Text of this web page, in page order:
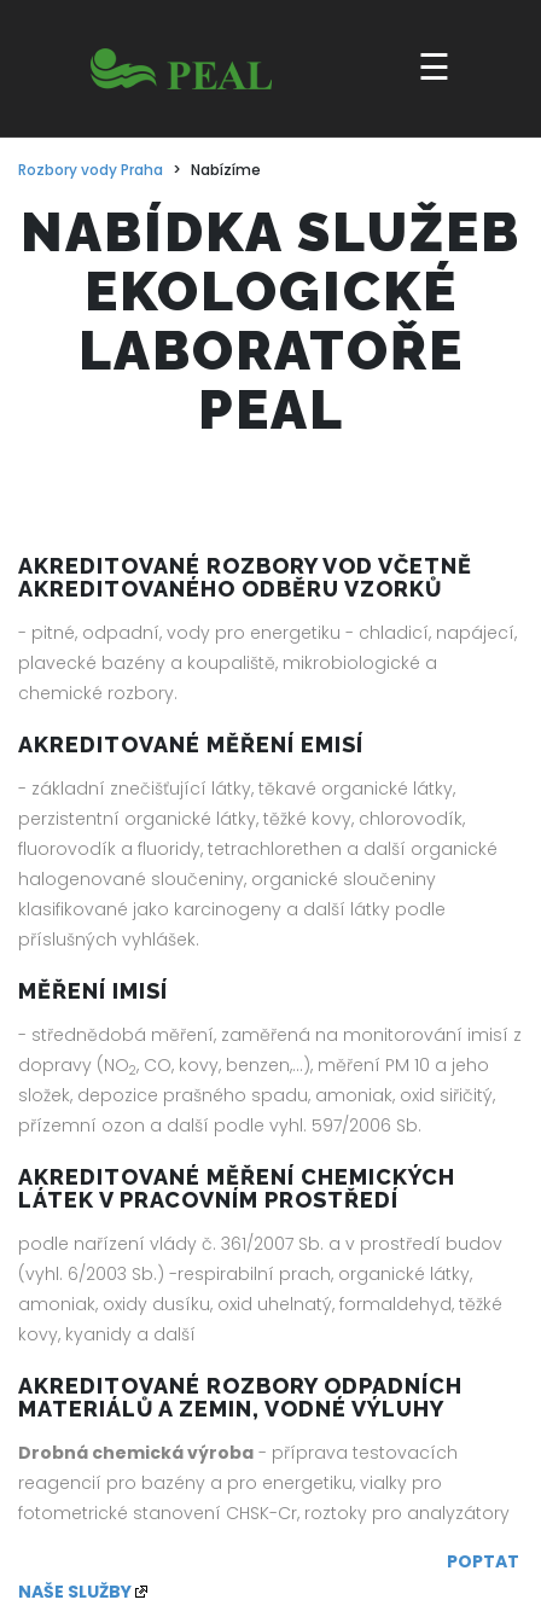
☰
NABÍDKA SLUŽEB
EKOLOGICKÉ
LABORATOŘE
PEAL
AKREDITOVANÉ ROZBORY VOD VČETNĚ
AKREDITOVANÉHO ODBĚRU VZORKŮ
- pitné, odpadní, vody pro energetiku - chladicí, napájecí,
plavecké bazény a koupaliště, mikrobiologické a
chemické rozbory.
AKREDITOVANÉ MĚŘENÍ EMISÍ
- základní znečišťující látky, těkavé organické látky,
perzistentní organické látky, těžké kovy, chlorovodík,
fluorovodík a fluoridy, tetrachlorethen a další organické
halogenované sloučeniny, organické sloučeniny
klasifikované jako karcinogeny a další látky podle
příslušných vyhlášek.
MĚŘENÍ IMISÍ
- střednědobá měření, zaměřená na monitorování imisí z
dopravy (NO2, CO, kovy, benzen,…), měření PM 10 a jeho
složek, depozice prašného spadu, amoniak, oxid siřičitý,
přízemní ozon a další podle vyhl. 597/2006 Sb.
AKREDITOVANÉ MĚŘENÍ CHEMICKÝCH
LÁTEK V PRACOVNÍM PROSTŘEDÍ
podle nařízení vlády č. 361/2007 Sb. a v prostředí budov
(vyhl. 6/2003 Sb.) -respirabilní prach, organické látky,
amoniak, oxidy dusíku, oxid uhelnatý, formaldehyd, těžké
kovy, kyanidy a další
AKREDITOVANÉ ROZBORY ODPADNÍCH
MATERIÁLŮ A ZEMIN, VODNÉ VÝLUHY
Drobná chemická výroba - příprava testovacích
reagencií pro bazény a pro energetiku, vialky pro
fotometrické stanovení CHSK-Cr, roztoky pro analyzátory
POPTAT
NAŠE SLUŽBY